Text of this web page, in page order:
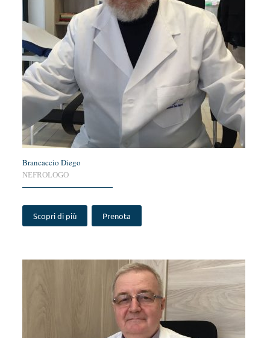
Brancaccio Diego
NEFROLOGO
Scopri di più Prenota